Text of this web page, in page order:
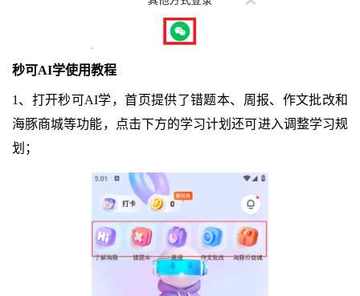
秒可AI学使用教程
1、打开秒可AI学，首页提供了错题本、周报、作文批改和
海豚商城等功能，点击下方的学习计划还可进入调整学习规
划；